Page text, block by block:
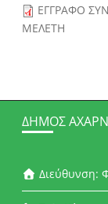
ΕΓΓΡΑΦΟ
ΜΕΛΕΤΗ
ΔΉΜΟΣ
Διεύθυνση: